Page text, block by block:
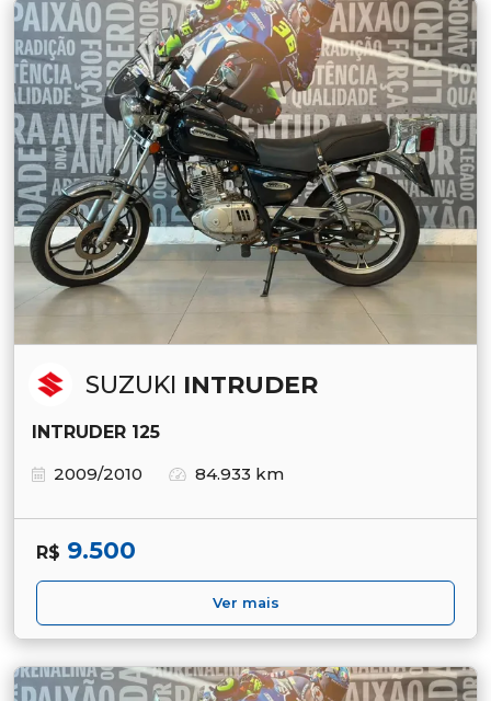
SUZUKI INTRUDER
INTRUDER 125
2009/2010
84.933 km
R$ 9.500
Ver mais